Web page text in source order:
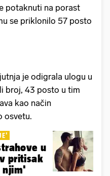
potaknuti na porast
se priklonilo 57 posto
je odigrala ulogu u
broj, 43 posto u tim
kao način
osvetu.
u
pritisak
njim'